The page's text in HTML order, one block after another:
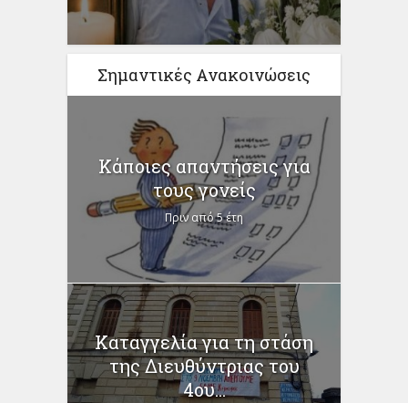
Σημαντικές Ανακοινώσεις
Κάποιες απαντήσεις για
τους γονείς
Πριν από 5 έτη
Καταγγελία για τη στάση
της Διευθύντριας του
4ου...